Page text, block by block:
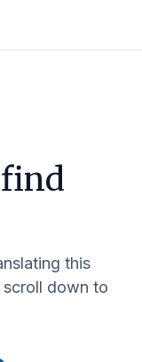
find
this
scroll down to